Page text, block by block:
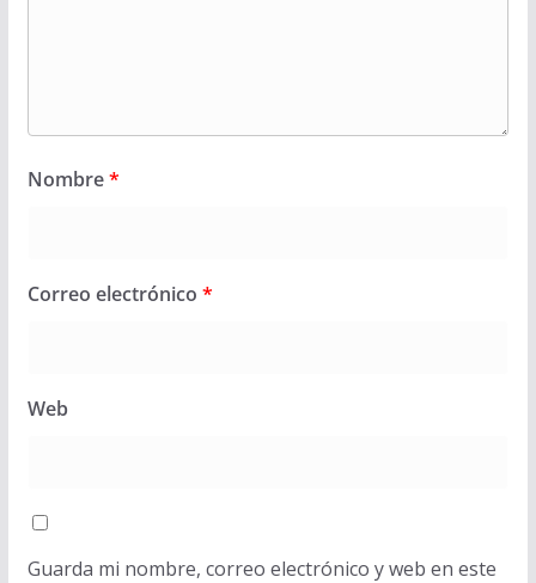
Nombre*
Correo electrónico *
Web
Guarda mi nombre, correo electrónico y web en este